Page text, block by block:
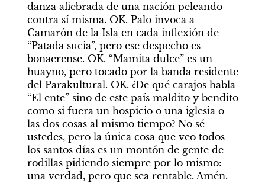
danza afiebrada de una nación peleando
contra sí misma. OK. Palo invoca a
Camarón de la Isla en cada inflexión de
“Patada sucia”, pero ese despecho es
bonaerense. OK. “Mamita dulce” es un
huayno, pero tocado por la banda residente
del Parakultural. OK. ¿De qué carajos habla
“El ente” sino de este país maldito y bendito
como si fuera un hospicio o una iglesia o
las dos cosas al mismo tiempo? No sé
ustedes, pero la única cosa que veo todos
los santos días es un montón de gente de
rodillas pidiendo siempre por lo mismo:
una verdad, pero que sea rentable. Amén.